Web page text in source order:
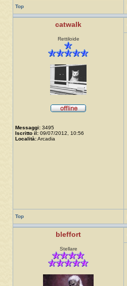
Top
catwalk
Rettiloide
Messaggi: 3495
Iscritto il: 09/07/2012, 10:56
Località:Arcadia
Top
bleffort
Stellare